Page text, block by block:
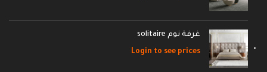
غرفة نوم solitaire
Login to see prices